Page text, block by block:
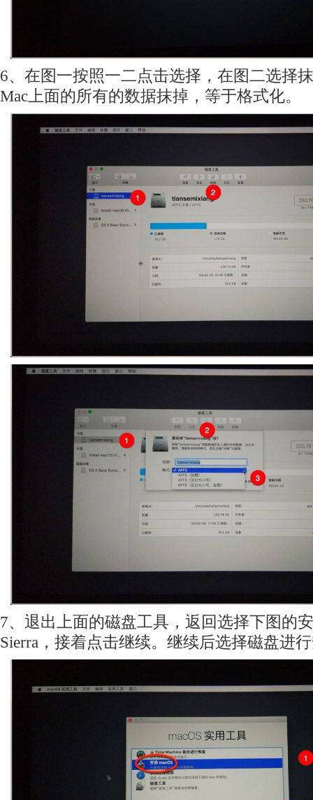
6、在图一按照一二点击选择，在图二选择
Mac上面的所有的数据抹掉，等于格式化。
7、退出上面的磁盘工具，返回选择下图的
Sierra，接着点击继续。继续后选择磁盘进